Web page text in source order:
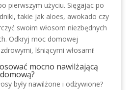
pierwszym użyciu. Sięgając po
takie jak aloes, awokado czy
swoim włosom niezbędnych
Odkryj moc domowej
lśniącymi włosami!
mocno nawilżającą
były nawilżone i odżywione?